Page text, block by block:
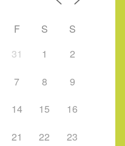
F S
S
31 1
2
7 8
9
14 15
16
21 22
23